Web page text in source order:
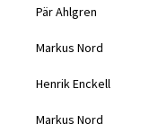
Pär Ahlgren
Markus Nord
Henrik Enckell
Markus Nord